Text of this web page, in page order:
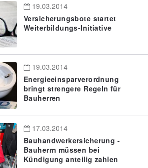
19.03.2014
Versicherungsbote startet
Weiterbildungs-Initiative
19.03.2014
Energieeinsparverordnung
bringt strengere Regeln für
Bauherren
17.03.2014
Bauhandwerkersicherung -
Bauherrn müssen bei
Kündigung anteilig zahlen